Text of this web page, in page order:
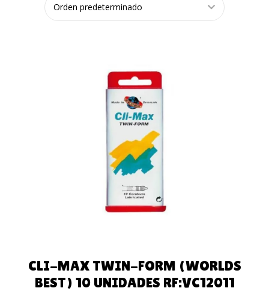
LEER MÁS
CLI-MAX TWIN-FORM (WORLDS
BEST) 10 UNIDADES RF:VC12011